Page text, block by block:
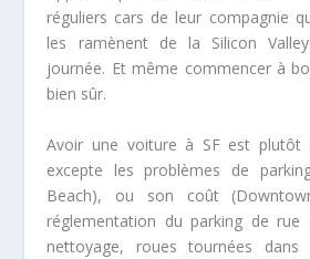
réguliers cars de leur compagnie
les ramènent de la Silicon
journée. Et même commencer à
bien sûr.
Avoir une voiture à SF est plutôt
excepte les problèmes de
Beach), ou son coût
réglementation du parking de rue
nettoyage, roues tournées